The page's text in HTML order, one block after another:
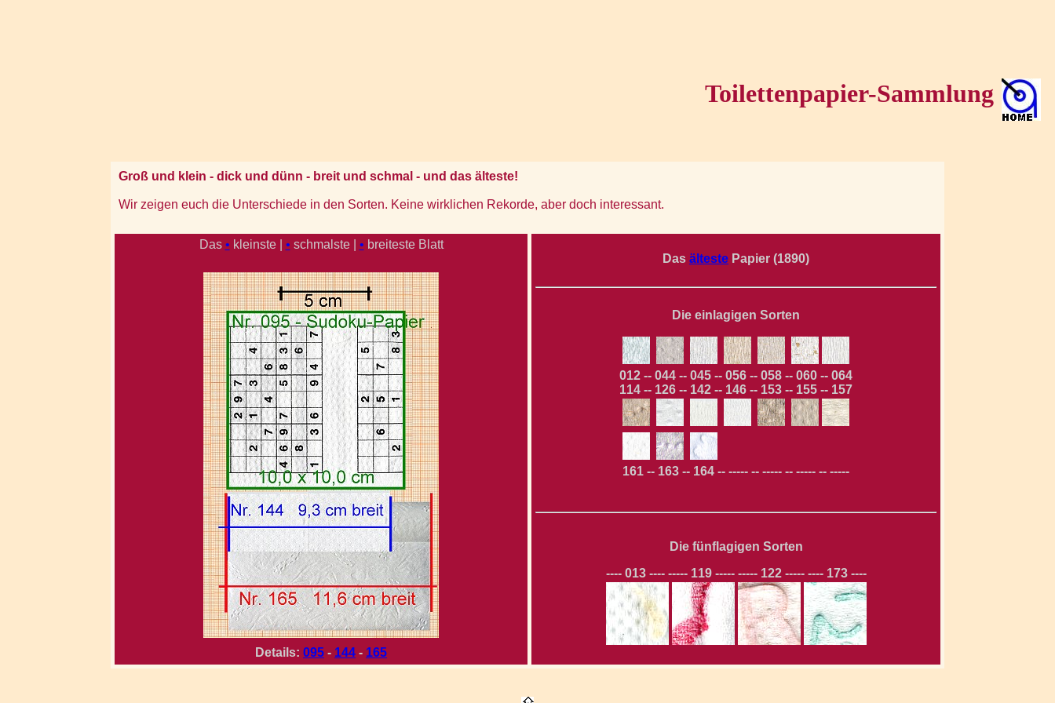
Toilettenpapier-Sammlung
Groß und klein - dick und dünn - breit und schmal - und das älteste!
Wir zeigen euch die Unterschiede in den Sorten. Keine wirklichen Rekorde, aber doch interessant.
Das • kleinste | • schmalste | • breiteste Blatt
Details: 095 - 144 - 165
Das älteste Papier (1890)
Die einlagigen Sorten
012 -- 044 -- 045 -- 056 -- 058 -- 060 -- 064
114 -- 126 -- 142 -- 146 -- 153 -- 155 -- 157
161 -- 163 -- 164 -- ----- -- ----- -- ----- -- -----
Die fünflagigen Sorten
---- 013 ---- ----- 119 ----- ----- 122 ----- ---- 173 ----